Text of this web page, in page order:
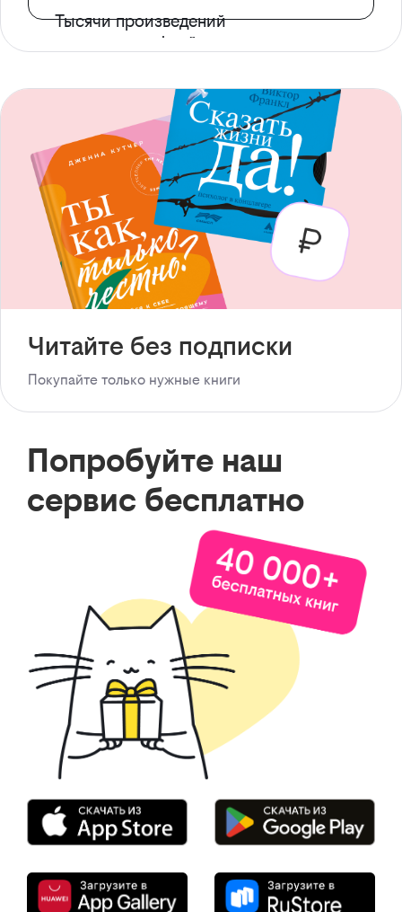
Тысячи произведений
с доступом офлайн
Читайте без подписки
Покупайте только нужные книги
Попробуйте наш
сервис бесплатно